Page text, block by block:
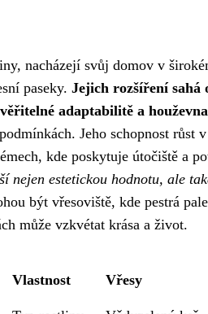
nacházejí svůj domov v
paseky. Jejich rozšíření sahá
adaptabilitě a
Jeho schopnost růst
kde poskytuje útočiště a
nejen estetickou hodnotu, ale
být vřesoviště, kde pestrá
může vzkvétat krása a život.
Vlastnost Vřesy